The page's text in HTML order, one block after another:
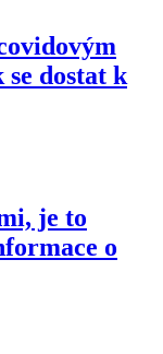
dostat k
je to
o